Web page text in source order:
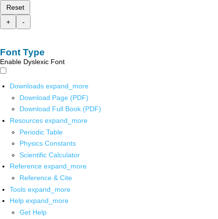
Reset
+
-
Font Type
Enable Dyslexic Font
Downloads expand_more
Download Page (PDF)
Download Full Book (PDF)
Resources expand_more
Periodic Table
Physics Constants
Scientific Calculator
Reference expand_more
Reference & Cite
Tools expand_more
Help expand_more
Get Help